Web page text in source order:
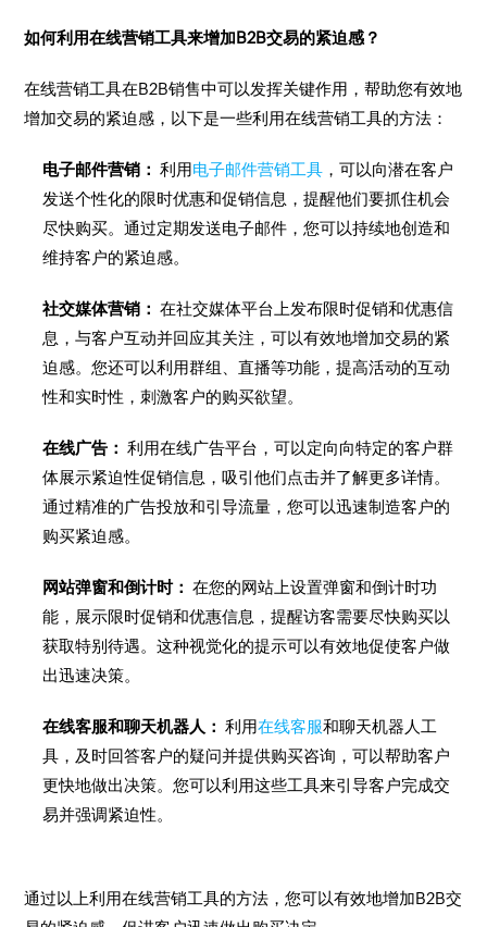
如何利用在线营销工具来增加B2B交易的紧迫感？
在线营销工具在B2B销售中可以发挥关键作用，帮助您有效地
增加交易的紧迫感，以下是一些利用在线营销工具的方法：
电子邮件营销： 利用电子邮件营销工具 ，可以向潜在客户
发送个性化的限时优惠和促销信息，提醒他们要抓住机会
尽快购买。通过定期发送电子邮件，您可以持续地创造和
维持客户的紧迫感。
社交媒体营销： 在社交媒体平台上发布限时促销和优惠信
息，与客户互动并回应其关注，可以有效地增加交易的紧
迫感。您还可以利用群组、直播等功能，提高活动的互动
性和实时性，刺激客户的购买欲望。
在线广告： 利用在线广告平台，可以定向向特定的客户群
体展示紧迫性促销信息，吸引他们点击并了解更多详情。
通过精准的广告投放和引导流量，您可以迅速制造客户的
购买紧迫感。
网站弹窗和倒计时： 在您的网站上设置弹窗和倒计时功
能，展示限时促销和优惠信息，提醒访客需要尽快购买以
获取特别待遇。这种视觉化的提示可以有效地促使客户做
出迅速决策。
在线客服和聊天机器人： 利用在线客服和聊天机器人工
具，及时回答客户的疑问并提供购买咨询，可以帮助客户
更快地做出决策。您可以利用这些工具来引导客户完成交
易并强调紧迫性。
通过以上利用在线营销工具的方法，您可以有效地增加B2B交